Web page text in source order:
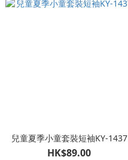
兒童夏季小童套裝短袖KY-1437
HK$89.00